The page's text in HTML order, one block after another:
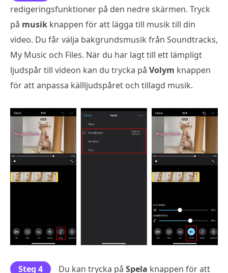
redigeringsfunktioner på den nedre skärmen. Tryck
på musik knappen för att lägga till musik till din
video. Du får välja bakgrundsmusik från Soundtracks,
My Music och Files. När du har lagt till ett lämpligt
ljudspår till videon kan du trycka på Volym knappen
för att anpassa källljudspåret och tillagd musik.
Steg 4 Du kan trycka på Spela knappen för att